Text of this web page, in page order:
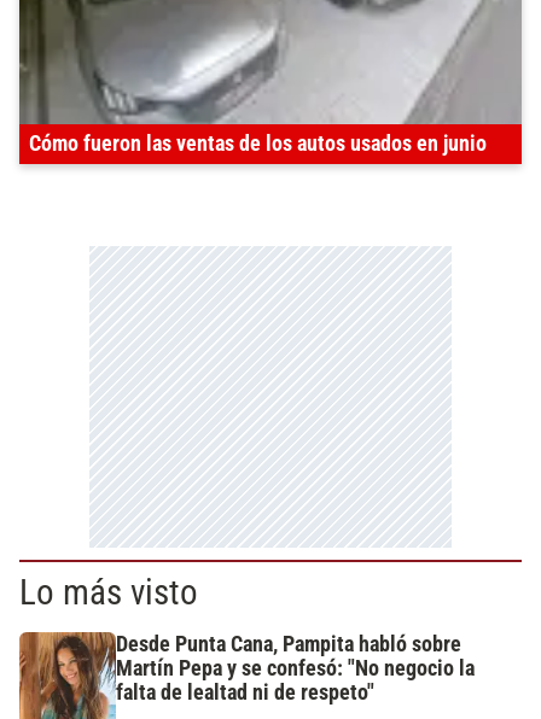
Cómo fueron las ventas de los autos usados en junio
Lo más visto
Desde Punta Cana, Pampita habló sobre
Martín Pepa y se confesó: "No negocio la
falta de lealtad ni de respeto"